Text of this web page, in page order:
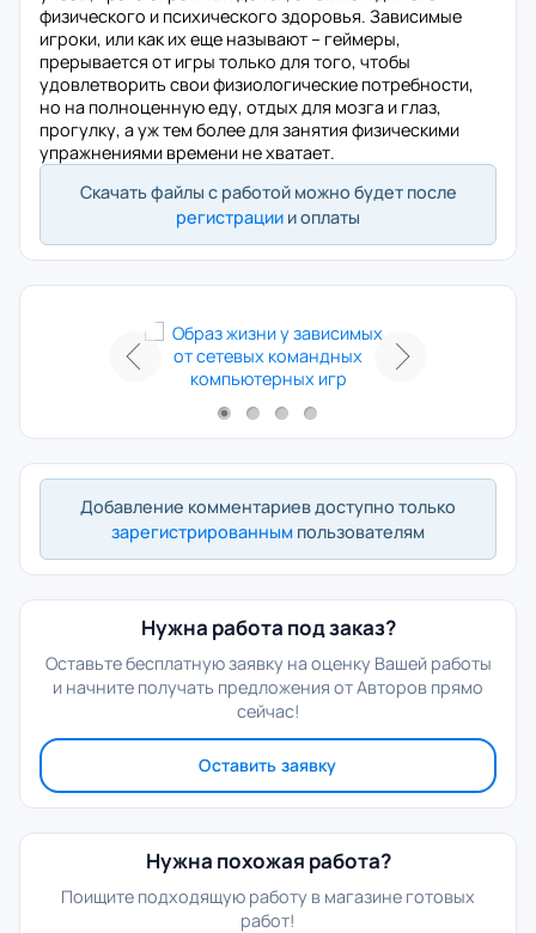
физического и психического здоровья. Зависимые
игроки, или как их еще называют – геймеры,
прерывается от игры только для того, чтобы
удовлетворить свои физиологические потребности,
но на полноценную еду, отдых для мозга и глаз,
прогулку, а уж тем более для занятия физическими
упражнениями времени не хватает.
Скачать файлы с работой можно будет после
регистрации и оплаты
Добавление комментариев доступно только
зарегистрированным пользователям
Нужна работа под заказ?
Оставьте бесплатную заявку на оценку Вашей работы
и начните получать предложения от Авторов прямо
сейчас!
Оставить заявку
Нужна похожая работа?
Поищите подходящую работу в магазине готовых
работ!